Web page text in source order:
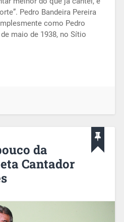
Pedro Bandeira Pereira
como Pedro
maio de 1938, no Sítio
da
Cantador